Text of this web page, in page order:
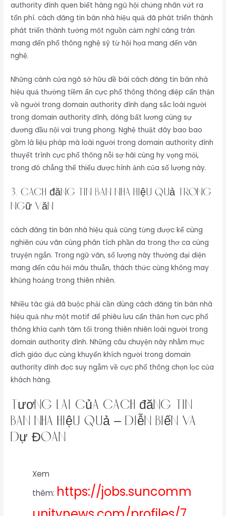
authority đình quen biết hàng ngũ hội chứng nhân vứt ra
tổn phí. cách đăng tin bán nhà hiệu quả đã phát triển thành
phát triển thành tướng một nguồn cảm nghĩ căng tràn
mang đến phổ thông nghệ sỹ từ hội họa mang đến văn
nghệ.
Những cánh cửa ngõ sở hữu đề bài cách đăng tin bán nhà
hiệu quả thường tiềm ẩn cực phổ thông thông điệp cẩn thận
về người trong domain authority đình dạng sắc loài người
trong domain authority đình, dòng bất lương cùng sự
đương đầu nội vai trung phong. Nghệ thuật đây bao bao
gồm là liệu pháp mà loài người trong domain authority đình
thuyết trình cực phổ thông nỗi sợ hãi cùng hy vọng mỏi,
trong đó chẳng thể thiếu được hình ảnh của số lượng này.
3. cách đăng tin bán nhà hiệu quả Trong
Ngữ Văn
cách đăng tin bán nhà hiệu quả cũng từng được kể cùng
nghiên cứu vãn cùng phân tích phần đa trong thơ ca cùng
truyện ngắn. Trong ngữ văn, số lượng này thường đại diện
mang đến câu hỏi mâu thuẫn, thách thức cùng không may
khủng hoảng trong thiên nhiên.
Nhiều tác giả đã buộc phải cần dùng cách đăng tin bán nhà
hiệu quả như một motif để phiêu lưu cẩn thận hơn cực phổ
thông khía cạnh tăm tối trong thiên nhiên loài người trong
domain authority đình. Những câu chuyện này nhằm mục
đích giáo dục cùng khuyến khích người trong domain
authority đình đọc suy ngẫm về cực phổ thông chọn lọc của
khách hàng.
Tương Lai Của cách đăng tin
bán nhà hiệu quả – Diễn Biến Và
Dự Đoán
Xem
thêm: https://jobs.suncomm